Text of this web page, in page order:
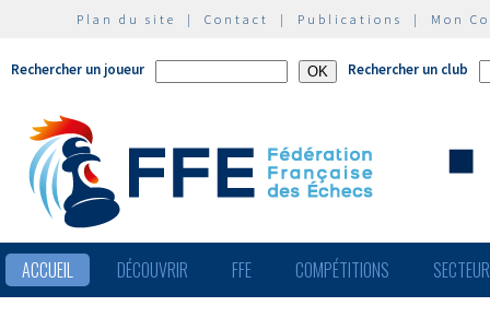
Plan du site | Contact | Publications | Mon
Rechercher un joueur Rechercher un club
ACCUEIL DÉCOUVRIR FFE COMPÉTITIONS